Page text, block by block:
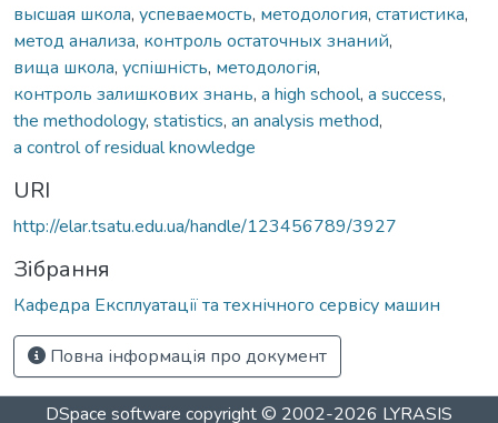
высшая школа, успеваемость, методология, статистика,
метод анализа, контроль остаточных знаний,
вища школа, успішність, методологія,
контроль залишкових знань, a high school, a success,
the methodology, statistics, an analysis method,
a control of residual knowledge
URI
http://elar.tsatu.edu.ua/handle/123456789/3927
Зібрання
Кафедра Експлуатації та технічного сервісу машин
Повна інформація про документ
DSpace software copyright © 2002-2026 LYRASIS